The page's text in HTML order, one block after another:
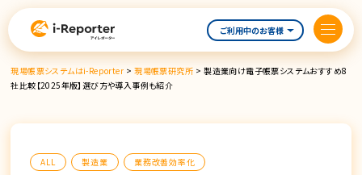
容
ご利用中のお客様
現場帳票システムはi-Reporter >現場帳票研究所 >製造業向け電子帳票システムおすすめ8
社比較【2025年版】選び方や導入事例も紹介
ALL 製造業 業務改善効率化